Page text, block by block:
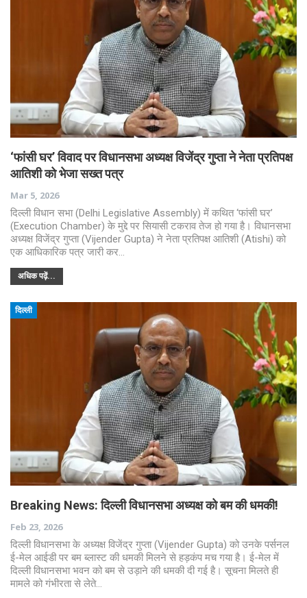
‘फांसी घर’ विवाद पर विधानसभा अध्यक्ष विजेंद्र गुप्ता ने नेता प्रतिपक्ष
आतिशी को भेजा सख्त पत्र
Mar 5, 2026
दिल्ली विधान सभा (Delhi Legislative Assembly) में कथित ‘फांसी घर’
(Execution Chamber) के मुद्दे पर सियासी टकराव तेज हो गया है। विधानसभा
अध्यक्ष विजेंद्र गुप्ता (Vijender Gupta) ने नेता प्रतिपक्ष आतिशी (Atishi) को
एक आधिकारिक पत्र जारी कर…
अधिक पढ़ें...
दिल्ली
Breaking News: दिल्ली विधानसभा अध्यक्ष को बम की धमकी!
Feb 23, 2026
दिल्ली विधानसभा के अध्यक्ष विजेंद्र गुप्ता (Vijender Gupta) को उनके पर्सनल
ई-मेल आईडी पर बम ब्लास्ट की धमकी मिलने से हड़कंप मच गया है। ई-मेल में
दिल्ली विधानसभा भवन को बम से उड़ाने की धमकी दी गई है। सूचना मिलते ही
मामले को गंभीरता से लेते…